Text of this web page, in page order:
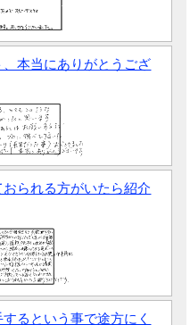
本当にありがとうござ
られる方がいたら紹介
るという事で途方にく